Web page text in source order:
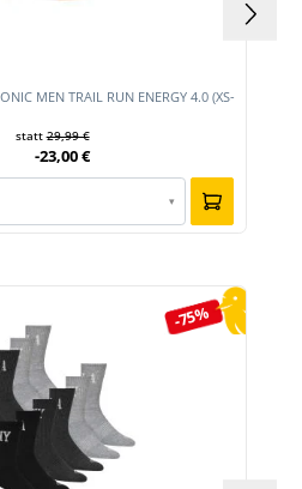
MEN TRAIL RUN ENERGY 4.0 (XS-
statt29,99 €
-23,00 €
▾
-75%